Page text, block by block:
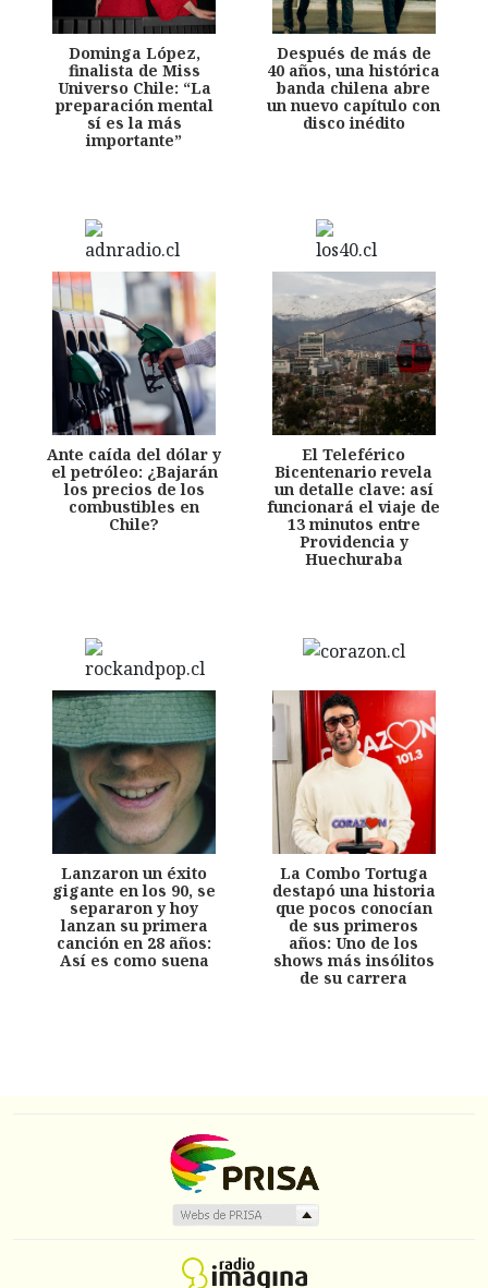
Dominga López,
finalista de Miss
Universo Chile: “La
preparación mental
sí es la más
importante”
Después de más de
40 años, una histórica
banda chilena abre
un nuevo capítulo con
disco inédito
Ante caída del dólar y
el petróleo: ¿Bajarán
los precios de los
combustibles en
Chile?
El Teleférico
Bicentenario revela
un detalle clave: así
funcionará el viaje de
13 minutos entre
Providencia y
Huechuraba
Lanzaron un éxito
gigante en los 90, se
separaron y hoy
lanzan su primera
canción en 28 años:
Así es como suena
La Combo Tortuga
destapó una historia
que pocos conocían
de sus primeros
años: Uno de los
shows más insólitos
de su carrera